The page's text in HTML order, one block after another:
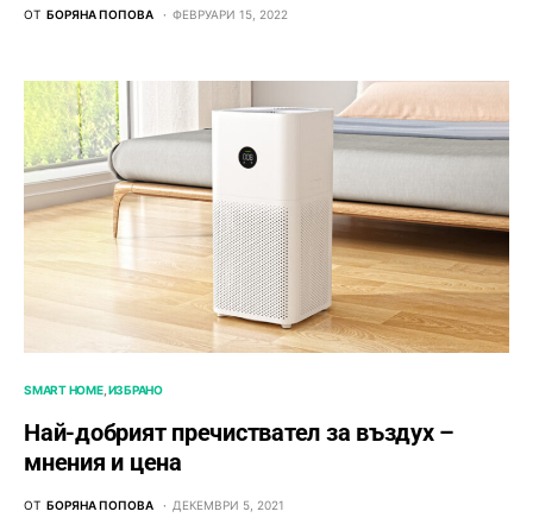
ОТ БОРЯНА ПОПОВА ФЕВРУАРИ 15, 2022
SMART HOME ИЗБРАНО
Най-добрият пречиствател за въздух –
мнения и цена
ОТ БОРЯНА ПОПОВА ДЕКЕМВРИ 5, 2021